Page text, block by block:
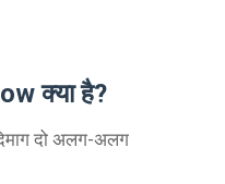
क्या है?
दो अलग-अलग